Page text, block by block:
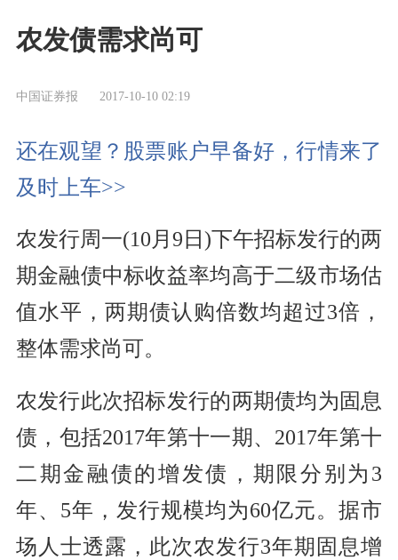
农发债需求尚可
中国证券报 2017-10-10 02:19
还在观望？股票账户早备好，行情来了
及时上车>>
农发行周一(10月9日)下午招标发行的两
期金融债中标收益率均高于二级市场估
值水平，两期债认购倍数均超过3倍，
整体需求尚可。
农发行此次招标发行的两期债均为固息
债，包括2017年第十一期、2017年第十
二期金融债的增发债，期限分别为3
年、5年，发行规模均为60亿元。据市
场人士透露，此次农发行3年期固息增